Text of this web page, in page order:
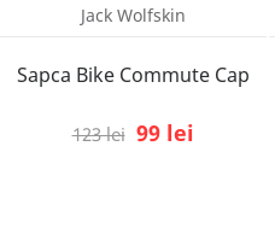
Jack Wolfskin
Sapca Bike Commute Cap
123 lei 99 lei